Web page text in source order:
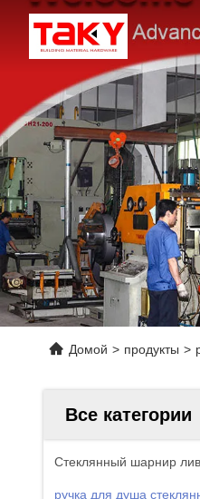
Домой > продукты >
Все категории
Стеклянный шарнир
ручка для душа